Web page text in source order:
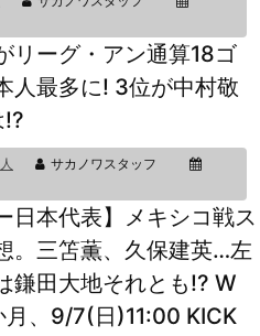
リーグ・アン通算18ゴ
人最多に! 3位が中村敬
!?
サカノワスタッフ
日本代表】メキシコ戦ス
。三笘薫、久保建英…左
鎌田大地それとも!? W
月、9/7(日)11:00 KICK